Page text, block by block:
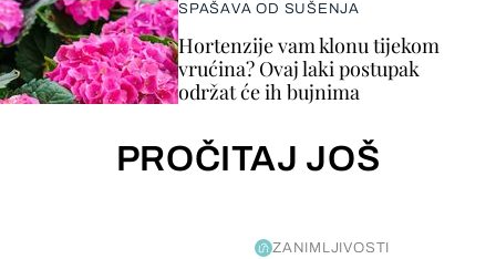
SPAŠAVA OD SUŠENJA
Hortenzije vam klonu tijekom
vrućina? Ovaj laki postupak
održat će ih bujnima
PROČITAJ JOŠ
ZANIMLJIVOSTI